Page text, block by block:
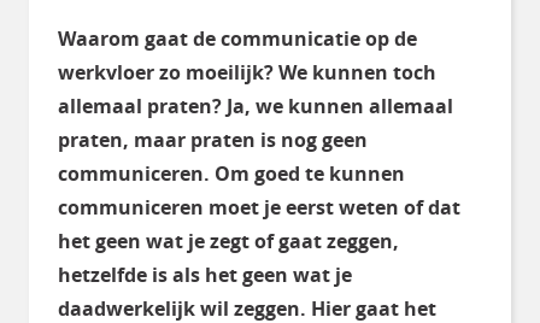
Waarom gaat de communicatie op de
werkvloer zo moeilijk? We kunnen toch
allemaal praten? Ja, we kunnen allemaal
praten, maar praten is nog geen
communiceren. Om goed te kunnen
communiceren moet je eerst weten of dat
het geen wat je zegt of gaat zeggen,
hetzelfde is als het geen wat je
daadwerkelijk wil zeggen. Hier gaat het